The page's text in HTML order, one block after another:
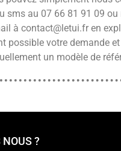
sms au 07 66 81 91 09 ou
à contact@letui.fr en
possible votre demande et
un modèle de
?